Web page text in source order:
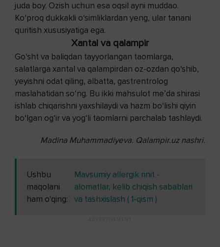
juda boy. Ozish uchun esa oqsil ayni muddao.
Ko‘proq dukkakli o‘simliklardan yeng, ular tanani
quritish xususiyatiga ega.
Xantal va qalampir
Go‘sht va baliqdan tayyorlangan taomlarga,
salatlarga xantal va qalampirdan oz-ozdan qo‘shib,
yeyishni odat qiling, albatta, gastrentrolog
maslahatidan so‘ng. Bu ikki mahsulot me’da shirasi
ishlab chiqarishni yaxshilaydi va hazm bo‘lishi qiyin
bo‘lgan og‘ir va yog‘li taomlarni parchalab tashlaydi.
Madina Muhammadiyeva. Qalampir.uz nashri.
Ushbu
maqolani
ham o'qing:
Mavsumiy allergik rinit -
alomatlar, kelib chiqish sabablari
va tashxislash ( 1-qism )